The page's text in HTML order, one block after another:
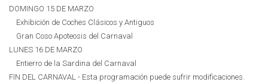
DOMINGO 15 DE MARZO
Exhibición de Coches Clásicos y Antiguos
Gran Coso Apoteosis del Carnaval
LUNES 16 DE MARZO
Entierro de la Sardina del Carnaval
FIN DEL CARNAVAL - Esta programación puede sufrir modificaciones.